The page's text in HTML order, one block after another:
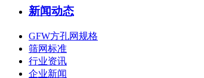
新闻动态
GFW方孔网规格
筛网标准
行业资讯
企业新闻